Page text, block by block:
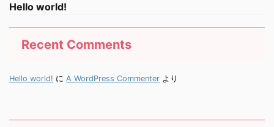
Hello world!
Recent Comments
Hello world! に A WordPress Commenter より